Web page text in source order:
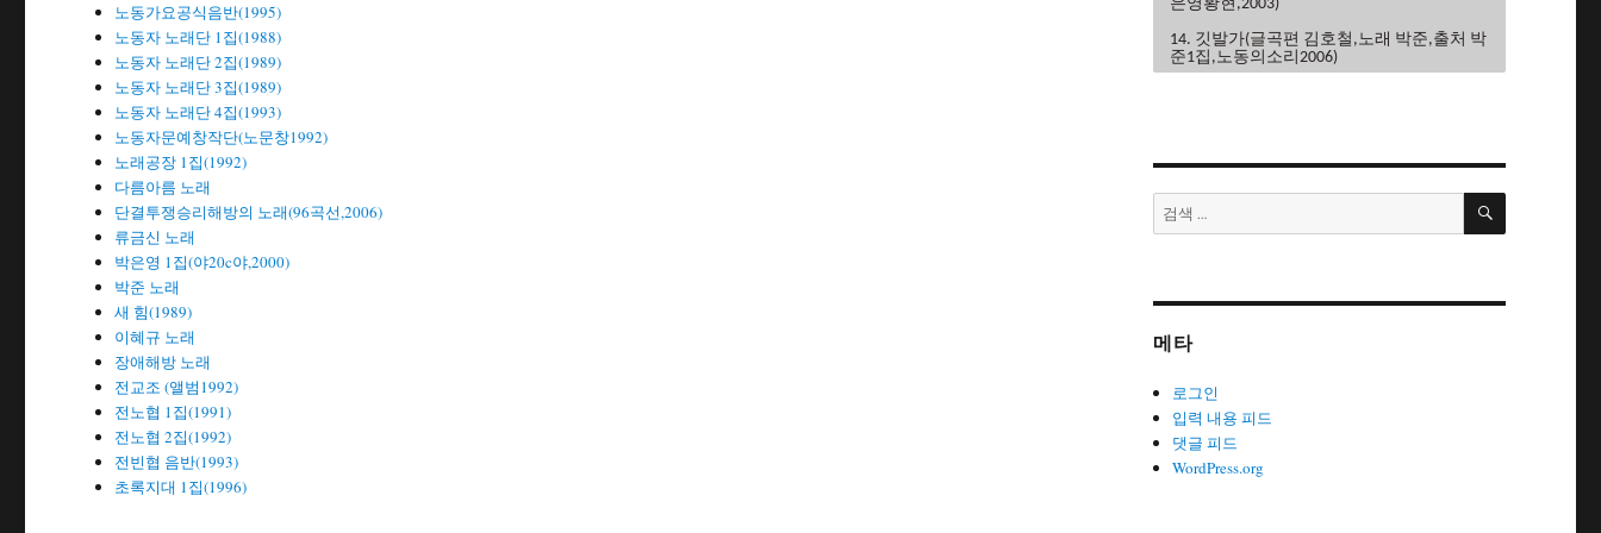
노동가요공식음반(1995)
노동자 노래단 1집(1988)
노동자 노래단 2집(1989)
노동자 노래단 3집(1989)
노동자 노래단 4집(1993)
노동자문예창작단(노문창1992)
노래공장 1집(1992)
다름아름 노래
단결투쟁승리해방의 노래(96곡선,2006)
류금신 노래
박은영 1집(야20c야,2000)
박준 노래
새 힘(1989)
이혜규 노래
장애해방 노래
전교조 (앨범1992)
전노협 1집(1991)
전노협 2집(1992)
전빈협 음반(1993)
초록지대 1집(1996)
은영황현,2003)
14. 깃발가(글곡편 김호철,노래 박준,출처 박
준1집,노동의소리2006)
노래 노노단,전노협1집1991)
규,2006)
19. 노동악법철폐가(글곡편 김호철,노래 노
21. 노동자는하나다(글곡편 김호철,박
22. 노동자라면(글곡편 김호철,노래 박준,박
검
색:
검
메타
로그인
입력 내용 피드
댓글 피드
WordPress.org